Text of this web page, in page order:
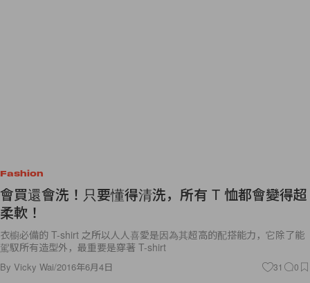
Fashion
會買還會洗！只要懂得清洗，所有 T 恤都會變得超
柔軟！
衣櫥必備的 T-shirt 之所以人人喜愛是因為其超高的配搭能力，它除了能
駕馭所有造型外，最重要是穿著 T-shirt
By Vicky Wai/2016年6月4日 31 0